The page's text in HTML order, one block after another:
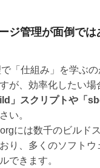
ジ管理が面倒では
「仕組み」を学ぶ
が、効率化したい場
」スクリプトや「
い。
には数千のビルド
り、多くのソフトウ
できます。